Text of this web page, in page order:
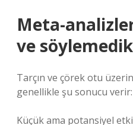
Meta-
ve
Tarçın ve çörek otu
genellikle şu sonucu verir:
Küçük ama potansiyel